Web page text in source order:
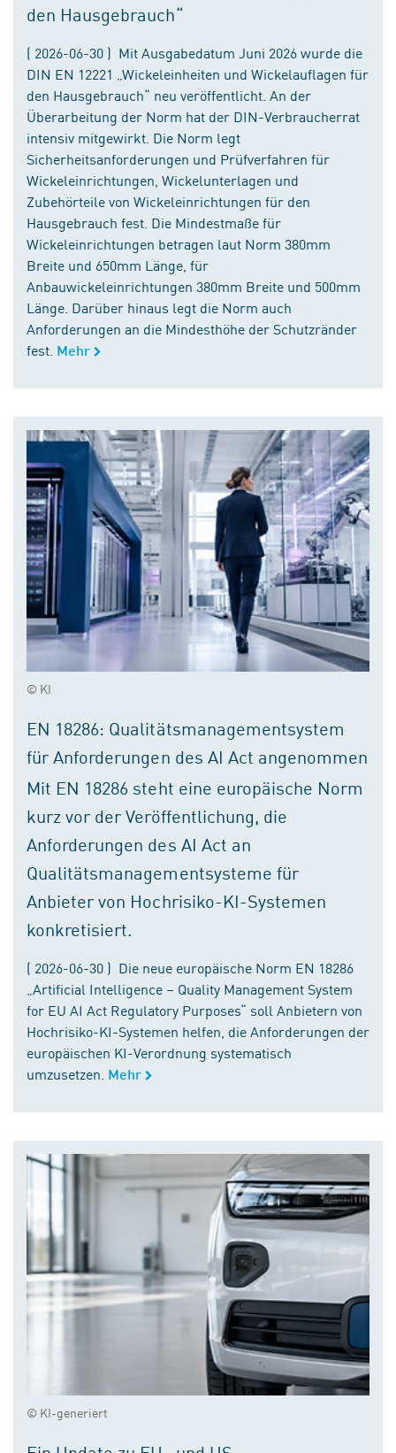
den Hausgebrauch“
( 2026-06-30 ) Mit Ausgabedatum Juni 2026 wurde die
DIN EN 12221 „Wickeleinheiten und Wickelauflagen für
den Hausgebrauch“ neu veröffentlicht. An der
Überarbeitung der Norm hat der DIN-Verbraucherrat
intensiv mitgewirkt. Die Norm legt
Sicherheitsanforderungen und Prüfverfahren für
Wickeleinrichtungen, Wickelunterlagen und
Zubehörteile von Wickeleinrichtungen für den
Hausgebrauch fest. Die Mindestmaße für
Wickeleinrichtungen betragen laut Norm 380mm
Breite und 650mm Länge, für
Anbauwickeleinrichtungen 380mm Breite und 500mm
Länge. Darüber hinaus legt die Norm auch
Anforderungen an die Mindesthöhe der Schutzränder
fest. Mehr
© KI
EN 18286: Qualitätsmanagementsystem
für Anforderungen des AI Act angenommen
Mit EN 18286 steht eine europäische Norm
kurz vor der Veröffentlichung, die
Anforderungen des AI Act an
Qualitätsmanagementsysteme für
Anbieter von Hochrisiko-KI-Systemen
konkretisiert.
( 2026-06-30 ) Die neue europäische Norm EN 18286
„Artificial Intelligence – Quality Management System
for EU AI Act Regulatory Purposes“ soll Anbietern von
Hochrisiko-KI-Systemen helfen, die Anforderungen der
europäischen KI-Verordnung systematisch
umzusetzen. Mehr
© KI-generiert